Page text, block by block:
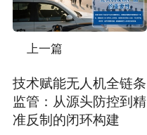
上一篇
技术赋能无人机全链条
监管：从源头防控到精
准反制的闭环构建